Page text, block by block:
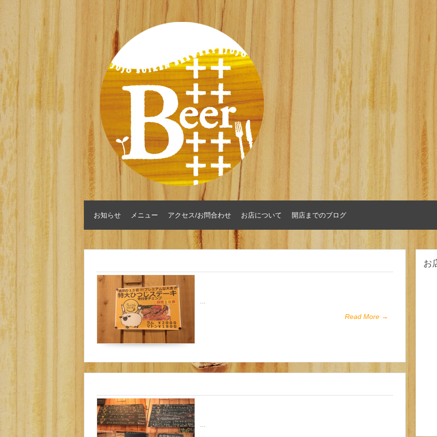
お知らせ メニュー アクセス/お問合わせ お店について 開店までのブログ
...
Read More →
...
お